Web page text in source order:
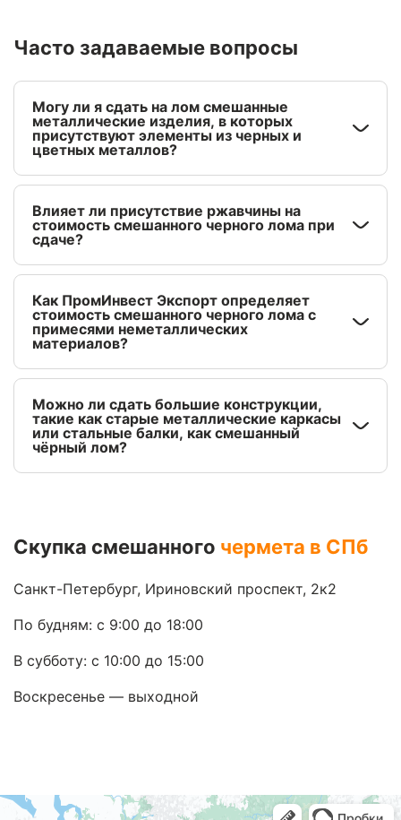
Часто задаваемые вопросы
Могу ли я сдать на лом смешанные
металлические изделия, в которых
присутствуют элементы из черных и
цветных металлов?
Влияет ли присутствие ржавчины на
стоимость смешанного черного лома при
сдаче?
Как ПромИнвест Экспорт определяет
стоимость смешанного черного лома с
примесями неметаллических
материалов?
Можно ли сдать большие конструкции,
такие как старые металлические каркасы
или стальные балки, как смешанный
чёрный лом?
Скупка смешанного чермета в СПб
Санкт-Петербург, Ириновский проспект, 2к2
По будням: с 9:00 до 18:00
В субботу: с 10:00 до 15:00
Воскресенье — выходной